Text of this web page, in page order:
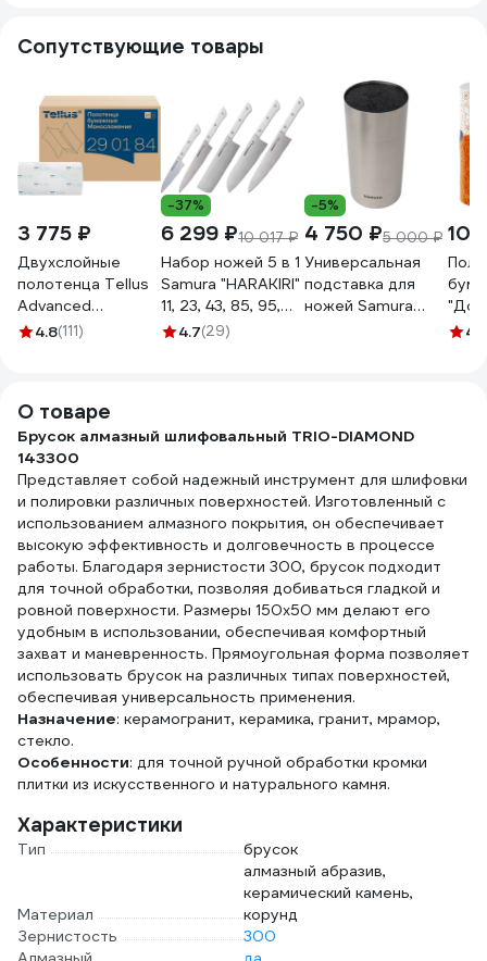
Сопутствующие товары
3 775 ₽
Двухслойные
полотенца Tellus
Advanced
сложение ZZ,
4.8(111)
-37%
6 299 ₽10 017 ₽
Набор ножей 5 в 1
Samura "HARAKIRI"
11, 23, 43, 85, 95,
коррозионно-
4.7(29)
-5%
4 750 ₽5 000 ₽
Универсальная
подставка для
ножей Samura
2-4.2
О товаре
Брусок алмазный шлифовальный TRIO-DIAMOND
143300
Представляет собой надежный инструмент для шлифовки
и полировки различных поверхностей. Изготовленный с
использованием алмазного покрытия, он обеспечивает
высокую эффективность и долговечность в процессе
работы. Благодаря зернистости 300, брусок подходит
для точной обработки, позволяя добиваться гладкой и
ровной поверхности. Размеры 150х50 мм делают его
удобным в использовании, обеспечивая комфортный
захват и маневренность. Прямоугольная форма позволяет
использовать брусок на различных типах поверхностей,
обеспечивая универсальность применения.
Назначение: керамогранит, керамика, гранит, мрамор,
стекло.
Особенности: для точной ручной обработки кромки
плитки из искусственного и натурального камня.
Характеристики
Тип брусок
Материал
алмазный абразив,
керамический камень,
корунд
Зернистость
300